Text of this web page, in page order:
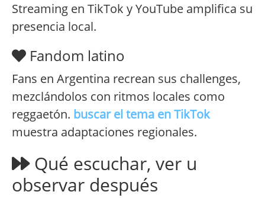
Streaming en TikTok y YouTube amplifica su
presencia local.
Fandom latino
Fans en Argentina recrean sus challenges,
mezclándolos con ritmos locales como
reggaetón. buscar el tema en TikTok
muestra adaptaciones regionales.
Qué escuchar, ver u
observar después